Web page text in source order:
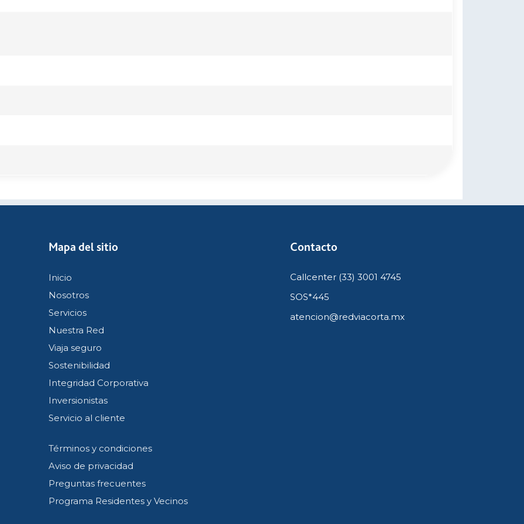
Mapa del sitio
Inicio
Nosotros
Servicios
Nuestra Red
Viaja seguro
Sostenibilidad
Integridad Corporativa
Inversionistas
Servicio al cliente
Términos y condiciones
Aviso de privacidad
Preguntas frecuentes
Programa Residentes y Vecinos
Contacto
Callcenter (33) 3001 4745
SOS*445
atencion@redviacorta.mx